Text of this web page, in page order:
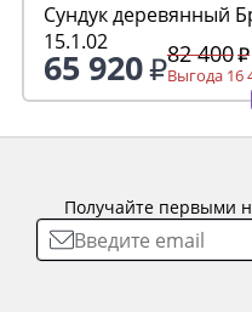
Сундук деревянный
15.1.02
65 920 82 400
Выгода 16
Получайте первыми